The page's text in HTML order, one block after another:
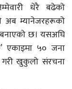
धेरै बढेको
अब म्यानेजरहरूको
छ। यसअघि
एकाइमा ५० जना
गरी खुकुलो संरचना